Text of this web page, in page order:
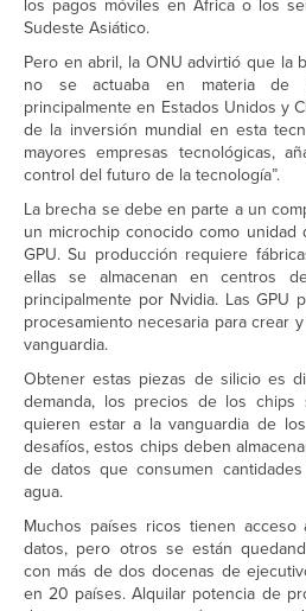
los pagos móviles en África o los
Sudeste Asiático.
Pero en abril, la ONU advirtió que la
no se actuaba en materia de
principalmente en Estados Unidos y
de la inversión mundial en esta
mayores empresas tecnológicas,
control del futuro de la tecnología”.
La brecha se debe en parte a un
un microchip conocido como
GPU. Su producción requiere
ellas se almacenan en centros
principalmente por Nvidia. Las GPU
procesamiento necesaria para crear
vanguardia.
Obtener estas piezas de silicio es
demanda, los precios de los
quieren estar a la vanguardia de
desafíos, estos chips deben
de datos que consumen
agua.
Muchos países ricos tienen
datos, pero otros se están
con más de dos docenas de
en 20 países. Alquilar potencia de